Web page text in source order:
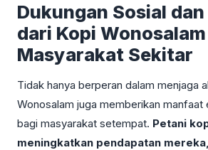
Dukungan Sosial
dari Kopi
Masyarakat Sekitar
Tidak hanya berperan dalam menjaga
Wonosalam juga memberikan manfaat
bagi masyarakat setempat. Petani
meningkatkan pendapatan